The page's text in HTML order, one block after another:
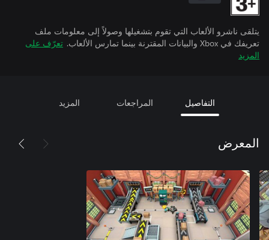
يتلقى ناشرو الألعاب التي تقوم بتشغيلها وصولاً إلى معلومات ملف
تعريفك في Xbox والبيانات المقترنة بينما تمارس الألعاب.
تعرّف على
المزيد
التفاصيل المراجعات المزيد
المعرض